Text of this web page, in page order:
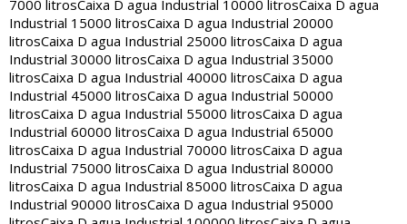
7000 litrosCaixa D agua Industrial 10000 litrosCaixa D agua
Industrial 15000 litrosCaixa D agua Industrial 20000
litrosCaixa D agua Industrial 25000 litrosCaixa D agua
Industrial 30000 litrosCaixa D agua Industrial 35000
litrosCaixa D agua Industrial 40000 litrosCaixa D agua
Industrial 45000 litrosCaixa D agua Industrial 50000
litrosCaixa D agua Industrial 55000 litrosCaixa D agua
Industrial 60000 litrosCaixa D agua Industrial 65000
litrosCaixa D agua Industrial 70000 litrosCaixa D agua
Industrial 75000 litrosCaixa D agua Industrial 80000
litrosCaixa D agua Industrial 85000 litrosCaixa D agua
Industrial 90000 litrosCaixa D agua Industrial 95000